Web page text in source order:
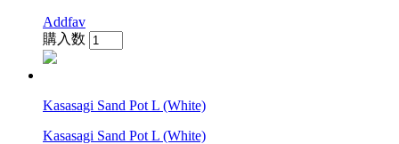
Addfav
購入数
Kasasagi Sand Pot L (White)
Kasasagi Sand Pot L (White)